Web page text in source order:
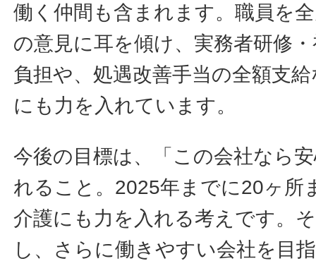
働く仲間も含まれます。職員を
の意見に耳を傾け、実務者研修
負担や、処遇改善手当の全額支
にも力を入れています。
今後の目標は、「この会社なら
れること。2025年までに20ヶ所
介護にも力を入れる考えです。
し、さらに働きやすい会社を目